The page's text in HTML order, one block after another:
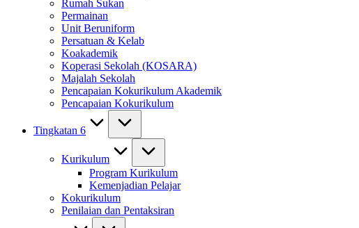
Rumah Sukan
Permainan
Unit Beruniform
Persatuan & Kelab
Koakademik
Koperasi Sekolah (KOSARA)
Majalah Sekolah
Pencapaian Kokurikulum Akademik
Pencapaian Kokurikulum
Tingkatan 6
Kurikulum
Program Kurikulum
Kemenjadian Pelajar
Kokurikulum
Penilaian dan Pentaksiran